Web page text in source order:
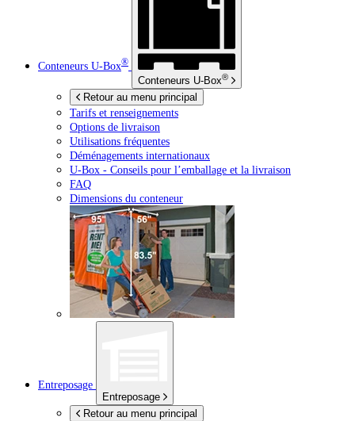
Conteneurs U-Box®
Conteneurs U-Box®
Retour au menu principal
Tarifs et renseignements
Options de livraison
Utilisations fréquentes
Déménagements internationaux
U-Box - Conseils pour l’emballage et la livraison
FAQ
Dimensions du conteneur
Entreposage
Entreposage
Retour au menu principal